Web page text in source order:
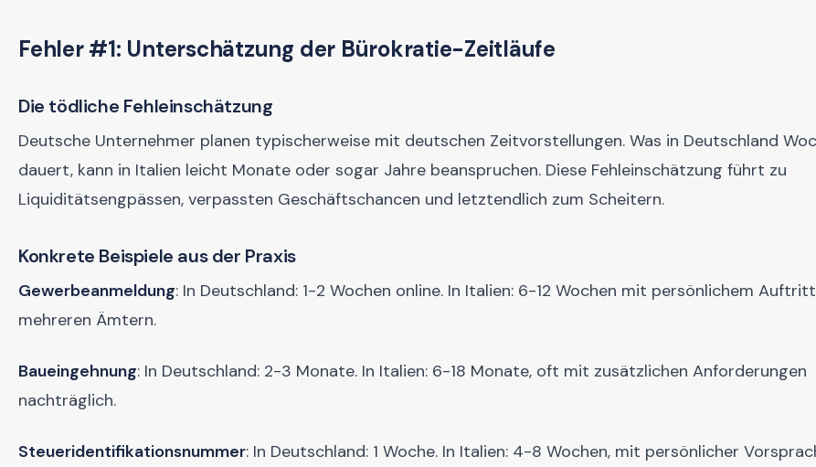
Fehler #1: Unterschätzung der Bürokratie-Zeitläufe
Die tödliche Fehleinschätzung
Deutsche Unternehmer planen typischerweise mit deutschen Zeitvorstellungen. Was in Deutschland
dauert, kann in Italien leicht Monate oder sogar Jahre beanspruchen. Diese Fehleinschätzung führt zu
Liquiditätsengpässen, verpassten Geschäftschancen und letztendlich zum Scheitern.
Konkrete Beispiele aus der Praxis
Gewerbeanmeldung: In Deutschland: 1-2 Wochen online. In Italien: 6-12 Wochen mit persönlichem
mehreren Ämtern.
Baueingehnung: In Deutschland: 2-3 Monate. In Italien: 6-18 Monate, oft mit zusätzlichen Anforderungen
nachträglich.
Steueridentifikationsnummer: In Deutschland: 1 Woche. In Italien: 4-8 Wochen, mit persönlicher